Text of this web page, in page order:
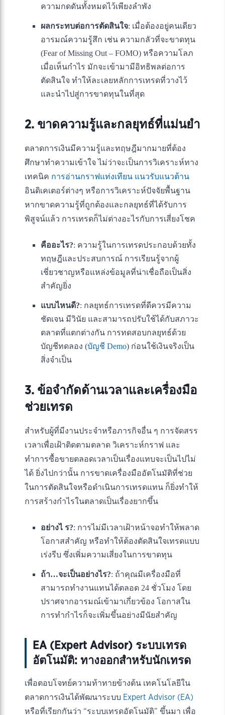
ความกดดันทั้งหมดไว้เพียงลำพัง
ผลกระทบต่อการตัดสินใจ: เมื่อต้องอยู่คนเดียว
อารมณ์ความรู้สึก เช่น ความกลัวที่จะขาดทุน
(Fear of Missing Out – FOMO) หรือความโลภ
เมื่อเห็นกำไร มักจะเข้ามามีอิทธิพลต่อการ
ตัดสินใจ ทำให้ละเลยหลักการเทรดที่วางไว้
และนำไปสู่การขาดทุนในที่สุด
2. ขาดความรู้และกลยุทธ์ที่แม่นยำ
ตลาดการเงินมีความรู้และทฤษฎีมากมายที่ต้อง
ศึกษาทำความเข้าใจ ไม่ว่าจะเป็นการวิเคราะห์ทาง
เทคนิค การอ่านกราฟแท่งเทียน แนวรับแนวต้าน
อินดิเคเตอร์ต่างๆ หรือการวิเคราะห์ปัจจัยพื้นฐาน
หากขาดความรู้ที่ถูกต้องและกลยุทธ์ที่ได้รับการ
พิสูจน์แล้ว การเทรดก็ไม่ต่างอะไรกับการเสี่ยงโชค
คืออะไร?: ความรู้ในการเทรดประกอบด้วยทั้ง
ทฤษฎีและประสบการณ์ การเรียนรู้จากผู้
เชี่ยวชาญหรือแหล่งข้อมูลที่น่าเชื่อถือเป็นสิ่ง
สำคัญยิ่ง
แบบไหนดี?: กลยุทธ์การเทรดที่ดีควรมีความ
ชัดเจน มีวินัย และสามารถปรับใช้ได้กับสภาวะ
ตลาดที่แตกต่างกัน การทดสอบกลยุทธ์ด้วย
บัญชีทดลอง (บัญชี Demo) ก่อนใช้เงินจริงเป็น
สิ่งจำเป็น
3. ข้อจำกัดด้านเวลาและเครื่องมือ
ช่วยเทรด
สำหรับผู้ที่มีงานประจำหรือภารกิจอื่น ๆ การจัดสรร
เวลาเพื่อเฝ้าติดตามตลาด วิเคราะห์กราฟ และ
ทำการซื้อขายตลอดเวลาเป็นเรื่องแทบจะเป็นไปไม่
ได้ ยิ่งไปกว่านั้น การขาดเครื่องมืออัตโนมัติที่ช่วย
ในการตัดสินใจหรือดำเนินการเทรดแทน ก็ยิ่งทำให้
การสร้างกำไรในตลาดเป็นเรื่องยากขึ้น
อย่างไ ร?: การไม่มีเวลาเฝ้าหน้าจอทำให้พลาด
โอกาสสำคัญ หรือทำให้ต้องตัดสินใจเทรดแบบ
เร่งรีบ ซึ่งเพิ่มความเสี่ยงในการขาดทุน
ถ้า…จะเป็นอย่างไร?: ถ้าคุณมีเครื่องมือที่
สามารถทำงานแทนได้ตลอด 24 ชั่วโมง โดย
ปราศจากอารมณ์เข้ามาเกี่ยวข้อง โอกาสใน
การทำกำไรก็จะเพิ่มขึ้นอย่างมีนัยสำคัญ
EA (Expert Advisor) ระบบเทรด
อัตโนมัติ: ทางออกสำหรับนักเทรด
เพื่อตอบโจทย์ความท้าทายข้างต้น เทคโนโลยีใน
ตลาดการเงินได้พัฒนาระบบ Expert Advisor (EA)
หรือที่เรียกกันว่า “ระบบเทรดอัตโนมัติ” ขึ้นมา เพื่อ